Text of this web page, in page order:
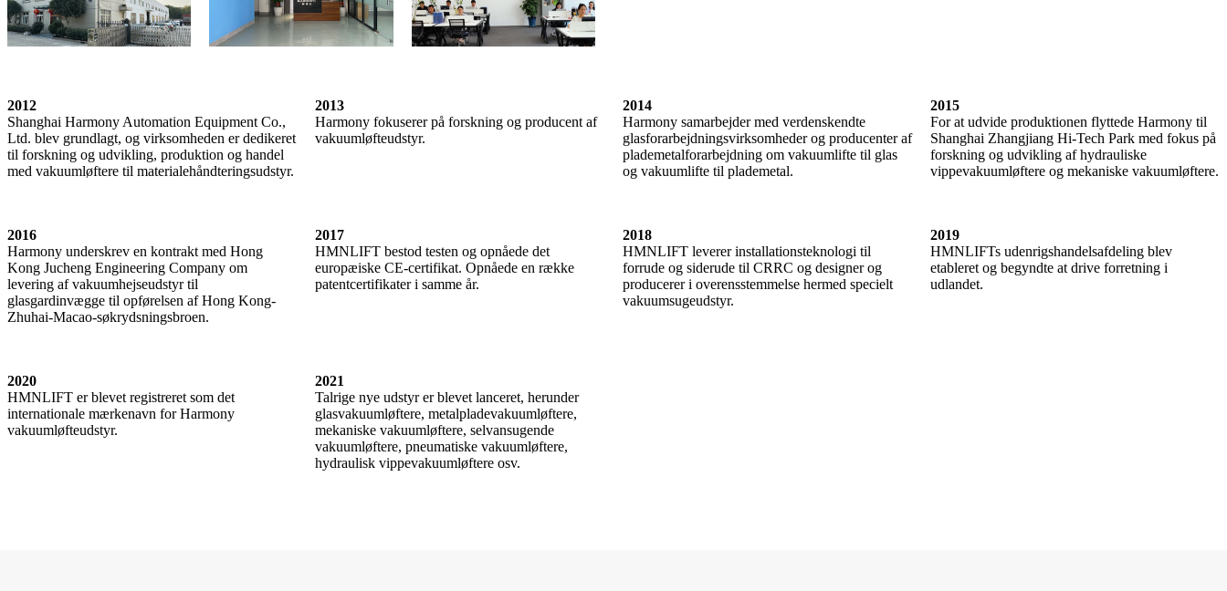
2012
Shanghai Harmony Automation Equipment Co.,
Ltd. blev grundlagt, og virksomheden er dedikeret
til forskning og udvikling, produktion og handel
med vakuumløftere til materialehåndteringsudstyr.
2013
Harmony fokuserer på forskning og producent af
vakuumløfteudstyr.
2014
Harmony samarbejder med verdenskendte
glasforarbejdningsvirksomheder og producenter af
plademetalforarbejdning om vakuumlifte til glas
og vakuumlifte til plademetal.
2015
For at udvide produktionen flyttede Harmony til
Shanghai Zhangjiang Hi-Tech Park med fokus på
forskning og udvikling af hydrauliske
vippevakuumløftere og mekaniske vakuumløftere.
2016
Harmony underskrev en kontrakt med Hong
Kong Jucheng Engineering Company om
levering af vakuumhejseudstyr til
glasgardinvægge til opførelsen af ​​Hong Kong-
Zhuhai-Macao-søkrydsningsbroen.
2017
HMNLIFT bestod testen og opnåede det
europæiske CE-certifikat. Opnåede en række
patentcertifikater i samme år.
2018
HMNLIFT leverer installationsteknologi til
forrude og siderude til CRRC og designer og
producerer i overensstemmelse hermed specielt
vakuumsugeudstyr.
2019
HMNLIFTs udenrigshandelsafdeling blev
etableret og begyndte at drive forretning i
udlandet.
2020
HMNLIFT er blevet registreret som det
internationale mærkenavn for Harmony
vakuumløfteudstyr.
2021
Talrige nye udstyr er blevet lanceret, herunder
glasvakuumløftere, metalpladevakuumløftere,
mekaniske vakuumløftere, selvansugende
vakuumløftere, pneumatiske vakuumløftere,
hydraulisk vippevakuumløftere osv.